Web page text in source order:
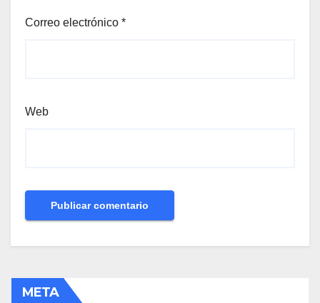
Correo electrónico *
Web
META